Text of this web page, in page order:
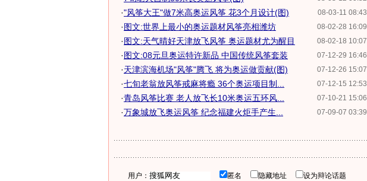
08-03-11 08:43
·"风筝大王"做7米高奥运风筝 花3个月设计(图)
08-02-28 16:09
·图文:世界上最小的奥运题材风筝亮相潍坊
08-02-18 10:07
·图文:天气晴好天津放飞风筝 奥运题材尤为醒目
07-12-29 16:46
·图文:08元旦奥运特许新品 中国传统风筝套装
07-12-26 15:07
·天津滨海机场"风筝"腾飞 将为奥运做贡献(图)
07-12-15 12:53
·七旬老翁放风筝戒麻将瘾 36个奥运项目制...
07-10-21 15:06
·青岛风筝比赛 老人放飞长10米奥运五环风...
07-09-07 03:39
·万象城放飞奥运风筝 纪念福建火炬手产生...
用户： 匿名 隐藏地址 设为辩论话题